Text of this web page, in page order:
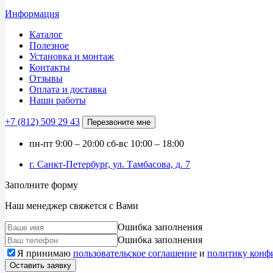
Информация
Каталог
Полезное
Установка и монтаж
Контакты
Отзывы
Оплата и доставка
Наши работы
+7 (812) 509 29 43 Перезвоните мне
пн-пт 9:00 – 20:00 сб-вс 10:00 – 18:00
г. Санкт-Петербург, ул. Тамбасова, д. 7
Заполните форму
Наш менеджер свяжется с Вами
Ошибка заполнения
Ошибка заполнения
Я принимаю пользовательское соглашение и политику
Оставить заявку